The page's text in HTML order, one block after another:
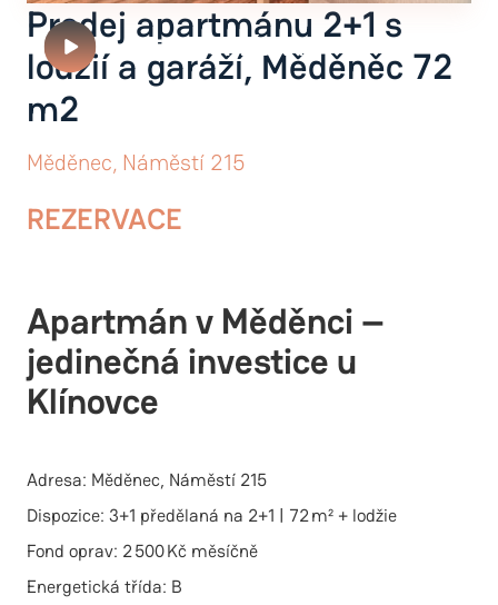
VIDEOPROHLÍDKA
Prodej apartmánu 2+1 s
lodžií a garáží, Měděněc 72
m2
Měděnec, Náměstí 215
REZERVACE
Apartmán v Měděnci –
jedinečná investice u
Klínovce
Adresa: Měděnec, Náměstí 215
Dispozice: 3+1 předělaná na 2+1 | 72 m² + lodžie
Fond oprav: 2 500 Kč měsíčně
Energetická třída: B